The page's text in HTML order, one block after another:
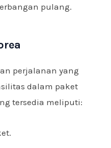
pulang.
perjalanan yang
dalam paket
tersedia meliputi: